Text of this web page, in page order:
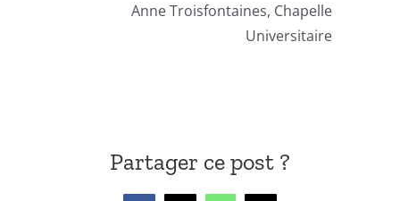
Anne Troisfontaines, Chapelle
Universitaire
Partager ce post ?